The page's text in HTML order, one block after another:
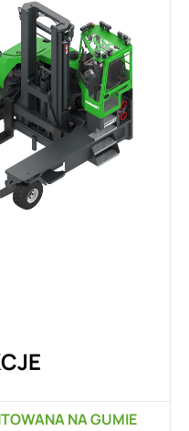
NA GUMIE